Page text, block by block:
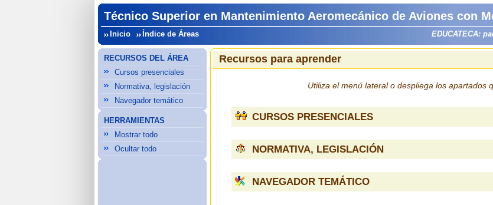
Técnico Superior en Mantenimiento Aeromecánico de Aviones con
Inicio Índice de Áreas EDUCATECA:
RECURSOS DEL ÁREA
Cursos presenciales
Normativa, legislación
Navegador temático
HERRAMIENTAS
Mostrar todo
Ocultar todo
Recursos para aprender
Utiliza el menú lateral o despliega los apartados
CURSOS PRESENCIALES
NORMATIVA, LEGISLACIÓN
NAVEGADOR TEMÁTICO